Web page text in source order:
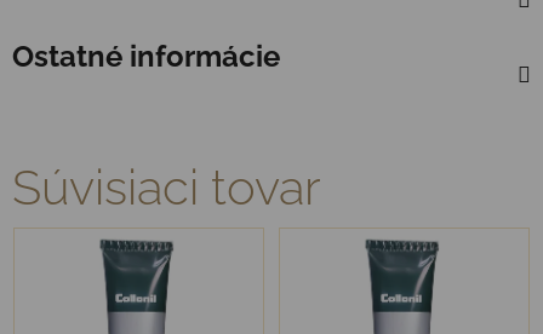
Ostatné informácie
Súvisiaci tovar